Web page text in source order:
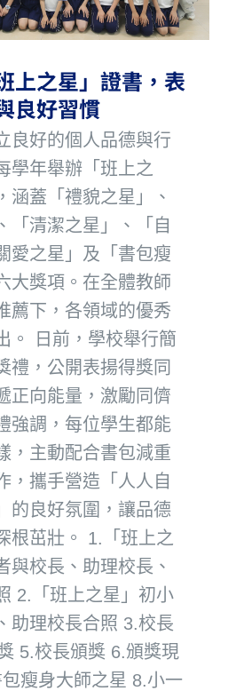
上之星」證書，表
良好習慣
良好的個人品德與行
學年舉辦「班上之
涵蓋「禮貌之星」、
「清潔之星」、「自
愛之星」及「書包瘦
大獎項。在全體教師
薦下，各領域的優秀
。 日前，學校舉行簡
禮，公開表揚得獎同
正向能量，激勵同儕
強調，每位學生都能
，主動配合書包減重
，攜手營造「人人自
的良好氛圍，讓品德
根茁壯。 1.「班上之
與校長、助理校長、
2.「班上之星」初小
助理校長合照 3.校長
5.校長頒獎 6.頒獎現
瘦身大師之星 8.小一